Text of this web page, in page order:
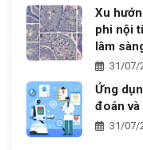
Xu
phi nội
lâm
31/07/
Ứng
đoán
31/07/